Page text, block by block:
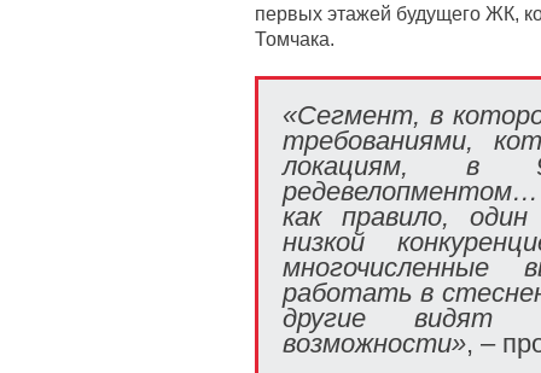
первых этажей будущего ЖК,
Томчака.
«Сегмент, в
требованиями,
локациям, в
как правило,
низкой
работать в
другие видят
возможности», –